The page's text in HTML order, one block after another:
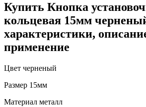
Купить Кнопка
кольцевая 15мм
характеристики,
применение
Цвет черненый
Размер 15мм
Материал металл